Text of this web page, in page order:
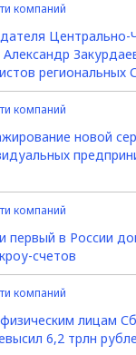
компаний
Центрально-
региональных
компаний
новой
компаний
первый в России
счетов
компаний
лицам
6,2 трлн